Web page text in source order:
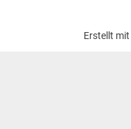
Erstellt mit